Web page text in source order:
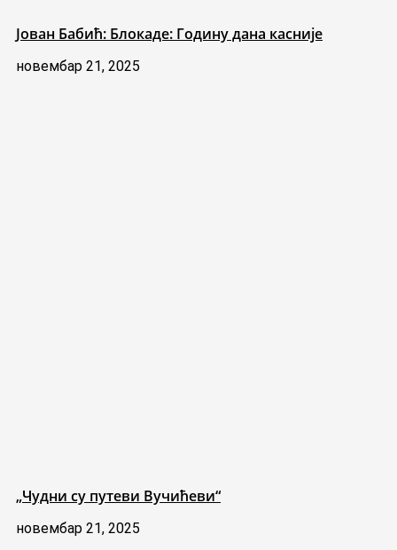
Јован Бабић: Блокаде: Годину дана касније
новембар 21, 2025
„Чудни су путеви Вучићеви“
новембар 21, 2025